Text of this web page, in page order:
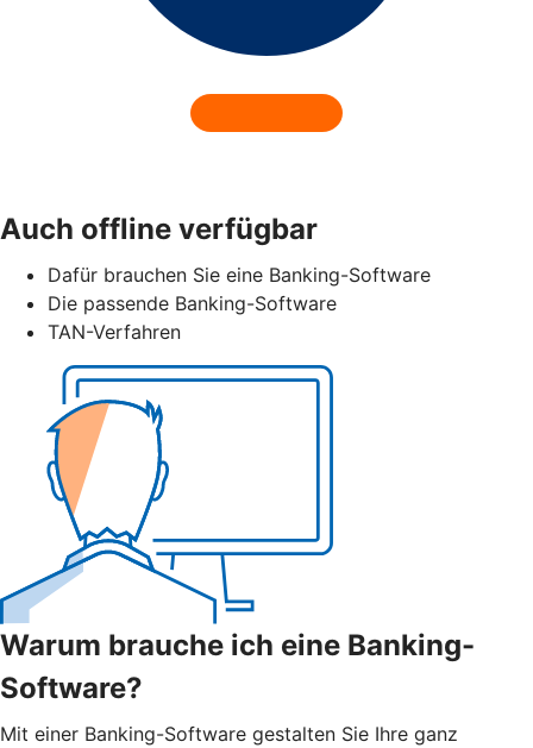
Auch offline verfügbar
Dafür brauchen Sie eine Banking-Software
Die passende Banking-Software
TAN-Verfahren
Warum brauche ich eine Banking-
Software?
Mit einer Banking-Software gestalten Sie Ihre ganz